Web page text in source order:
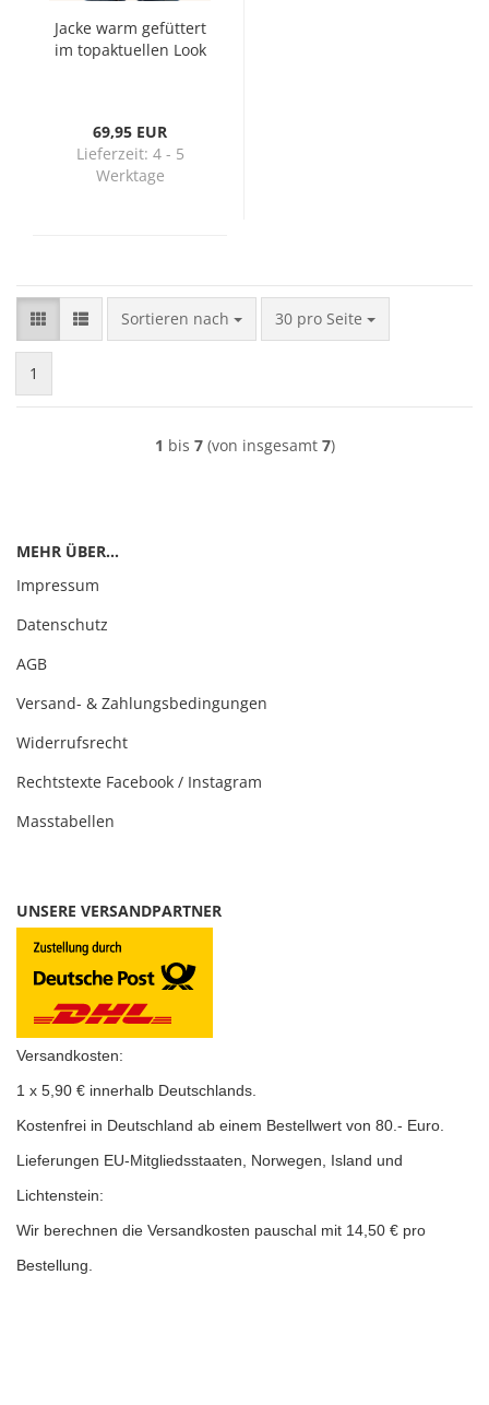
Jacke warm ge­füt­tert
im top­ak­tu­el­len Look
69,95 EUR
Lieferzeit: 4 - 5
Werktage
Sortieren nach
Sortieren nach 30 pro Seite
pro Seite
1
1 bis 7(von insgesamt 7)
MEHR ÜBER...
Impressum
Datenschutz
AGB
Versand- & Zahlungsbedingungen
Widerrufsrecht
Rechtstexte Facebook / Instagram
Masstabellen
UNSERE VERSANDPARTNER
Versandkosten:
1 x 5,90 € innerhalb Deutschlands.
Kostenfrei in Deutschland ab einem Bestellwert von 80.- Euro.
Lieferungen EU-Mitgliedsstaaten, Norwegen, Island und
Lichtenstein:
Wir berechnen die Versandkosten pauschal mit 14,50 € pro
Bestellung.